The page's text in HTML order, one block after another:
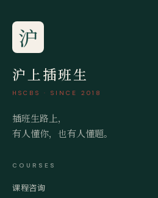
沪
沪上插班生
HSCBS · SINCE 2018
插班生路上，
有人懂你，也有人懂题。
COURSES
课程咨询